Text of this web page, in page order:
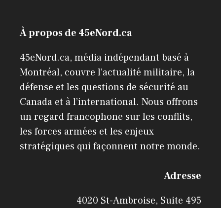
À propos de 45eNord.ca
45eNord.ca, média indépendant basé à
Montréal, couvre l’actualité militaire, la
défense et les questions de sécurité au
Canada et à l’international. Nous offrons
un regard francophone sur les conflits,
les forces armées et les enjeux
stratégiques qui façonnent notre monde.
Adresse
4020 St-Ambroise, Suite 495